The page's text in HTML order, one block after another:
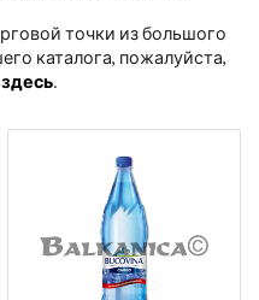
точки из большого
каталога, пожалуйста,
здесь․